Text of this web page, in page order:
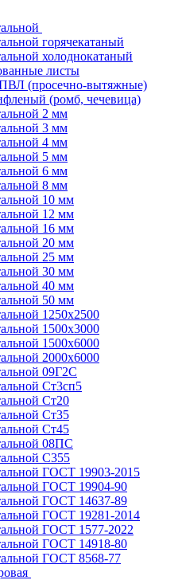
горячекатаный
холоднокатаный
листы
(просечно-вытяжные)
(ромб, чечевица)
2 мм
3 мм
4 мм
5 мм
6 мм
8 мм
10 мм
12 мм
16 мм
20 мм
25 мм
30 мм
40 мм
50 мм
1250х2500
1500х3000
1500х6000
2000х6000
09Г2С
Ст3сп5
Ст20
Ст35
Ст45
08ПС
С355
ГОСТ 19903-2015
ГОСТ 19904-90
ГОСТ 14637-89
ГОСТ 19281-2014
ГОСТ 1577-2022
ГОСТ 14918-80
ГОСТ 8568-77